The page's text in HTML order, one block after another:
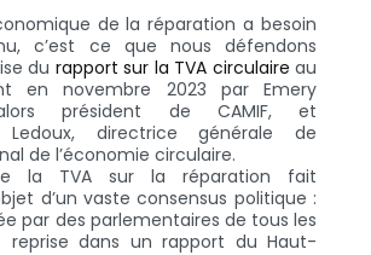
de la réparation a besoin
c’est ce que nous défendons
du rapport sur la TVA circulaire au
en novembre 2023 par Emery
président de CAMIF, et
Ledoux, directrice générale de
de l’économie circulaire.
la TVA sur la réparation fait
d’un vaste consensus politique :
par des parlementaires de tous les
dans un rapport du Haut-